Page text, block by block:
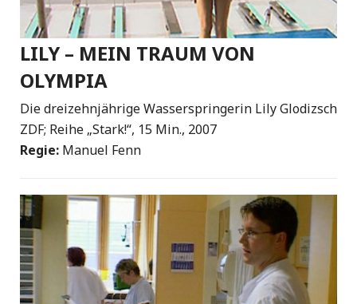
LILY – MEIN TRAUM VON
OLYMPIA
Die dreizehnjährige Wasserspringerin Lily Glodizsch
ZDF; Reihe „Stark!“, 15 Min., 2007
Regie: Manuel Fenn